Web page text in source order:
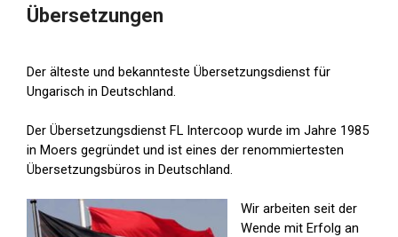
Übersetzungen
Der älteste und bekannteste Übersetzungsdienst für
Ungarisch in Deutschland.
Der Übersetzungsdienst FL Intercoop wurde im Jahre 1985
in Moers gegründet und ist eines der renommiertesten
Übersetzungsbüros in Deutschland.
Wir arbeiten seit der
Wende mit Erfolg an